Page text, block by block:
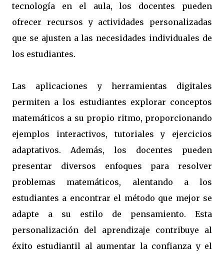
tecnología en el aula, los docentes pueden
ofrecer recursos y actividades personalizadas
que se ajusten a las necesidades individuales de
los estudiantes.
Las aplicaciones y herramientas digitales
permiten a los estudiantes explorar conceptos
matemáticos a su propio ritmo, proporcionando
ejemplos interactivos, tutoriales y ejercicios
adaptativos. Además, los docentes pueden
presentar diversos enfoques para resolver
problemas matemáticos, alentando a los
estudiantes a encontrar el método que mejor se
adapte a su estilo de pensamiento. Esta
personalización del aprendizaje contribuye al
éxito estudiantil al aumentar la confianza y el